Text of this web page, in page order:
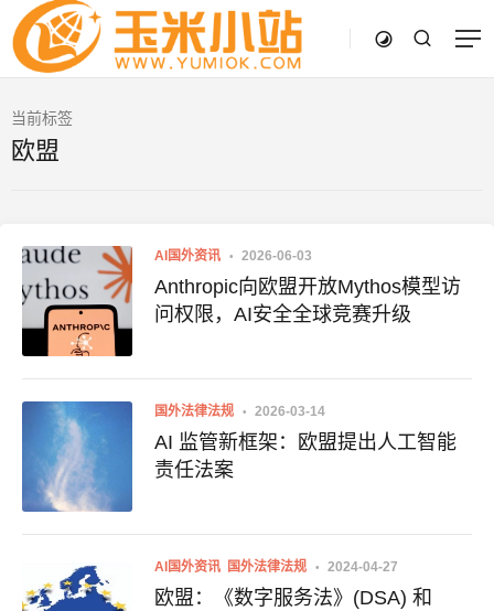
当前标签
欧盟
AI国外资讯 2026-06-03
Anthropic向欧盟开放Mythos模型访
问权限，AI安全全球竞赛升级
国外法律法规 2026-03-14
AI 监管新框架：欧盟提出人工智能
责任法案
AI国外资讯 国外法律法规 2024-04-27
欧盟：《数字服务法》(DSA) 和